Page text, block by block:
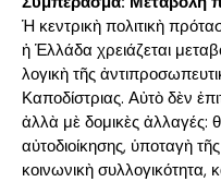
Ἡ κεντρικὴ πολιτικὴ
ἡ Ἑλλάδα χρειάζεται
λογικὴ τῆς
Καποδίστριας. Αὐτὸ δὲν
ἀλλὰ μὲ δομικὲς ἀλλαγές:
αὐτοδιοίκησης, ὑποταγὴ
κοινωνικὴ συλλογικότητα,